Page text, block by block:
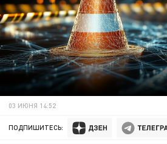
03 ИЮНЯ 14:52
ПОДПИШИТЕСЬ: